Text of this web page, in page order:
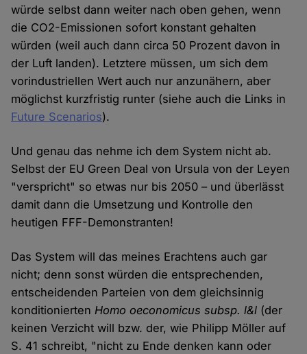
würde selbst dann weiter nach oben gehen, wenn
die CO2-Emissionen sofort konstant gehalten
würden (weil auch dann circa 50 Prozent davon in
der Luft landen). Letztere müssen, um sich dem
vorindustriellen Wert auch nur anzunähern, aber
möglichst kurzfristig runter (siehe auch die Links in
Future Scenarios).
Und genau das nehme ich dem System nicht ab.
Selbst der EU Green Deal von Ursula von der Leyen
"verspricht" so etwas nur bis 2050 – und überlässt
damit dann die Umsetzung und Kontrolle den
heutigen FFF-Demonstranten!
Das System will das meines Erachtens auch gar
nicht; denn sonst würden die entsprechenden,
entscheidenden Parteien von dem gleichsinnig
konditioniertenHomo oeconomicus subsp. l&l (der
keinen Verzicht will bzw. der, wie Philipp Möller auf
S. 41 schreibt, "nicht zu Ende denken kann oder